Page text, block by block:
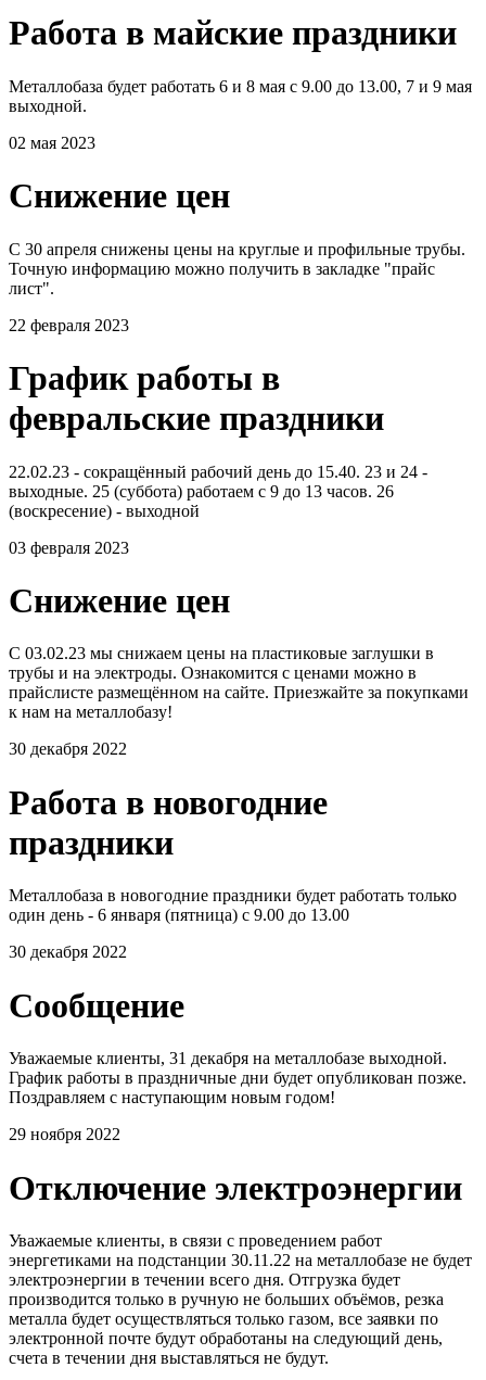
Работа в майские праздники
Металлобаза будет работать 6 и 8 мая с 9.00 до 13.00, 7 и 9 мая
выходной.
02 мая 2023
Снижение цен
С 30 апреля снижены цены на круглые и профильные трубы.
Точную информацию можно получить в закладке "прайс
лист".
22 февраля 2023
График работы в
февральские праздники
22.02.23 - сокращённый рабочий день до 15.40. 23 и 24 -
выходные. 25 (суббота) работаем с 9 до 13 часов. 26
(воскресение) - выходной
03 февраля 2023
Снижение цен
С 03.02.23 мы снижаем цены на пластиковые заглушки в
трубы и на электроды. Ознакомится с ценами можно в
прайслисте размещённом на сайте. Приезжайте за покупками
к нам на металлобазу!
30 декабря 2022
Работа в новогодние
праздники
Металлобаза в новогодние праздники будет работать только
один день - 6 января (пятница) с 9.00 до 13.00
30 декабря 2022
Сообщение
Уважаемые клиенты, 31 декабря на металлобазе выходной.
График работы в праздничные дни будет опубликован позже.
Поздравляем с наступающим новым годом!
29 ноября 2022
Отключение электроэнергии
Уважаемые клиенты, в связи с проведением работ
энергетиками на подстанции 30.11.22 на металлобазе не будет
электроэнергии в течении всего дня. Отгрузка будет
производится только в ручную не больших объёмов, резка
металла будет осуществляться только газом, все заявки по
электронной почте будут обработаны на следующий день,
счета в течении дня выставляться не будут.